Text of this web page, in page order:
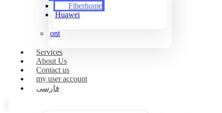
Fiberhome
Huawei
ont
Services
About Us
Contact us
my user account
فارسی